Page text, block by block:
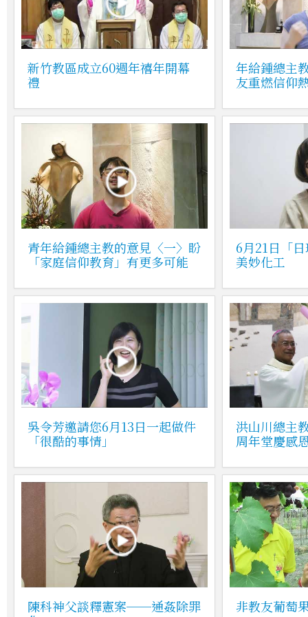
新竹教區成立60週年禧年開幕
禮
年給鍾總主
友重燃信仰
青年給鍾總主教的意見〈一〉盼
「家庭信仰教育」有更多可能
6月21日「
美妙化工
吳令芳邀請您6月13日一起做件
「很酷的事情」
洪山川總主
周年堂慶感
陳科神父談釋憲案──通姦除罪
非教友葡萄